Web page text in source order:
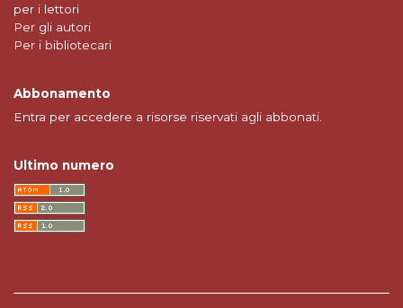
per i lettori
Per gli autori
Per i bibliotecari
Abbonamento
Entra per accedere a risorse riservati agli abbonati.
Ultimo numero